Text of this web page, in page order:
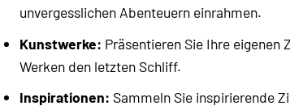
unvergesslichen Abenteuern einrahmen.
Kunstwerke: Präsentieren Sie Ihre eigenen
Werken den letzten Schliff.
Inspirationen: Sammeln Sie inspirierende